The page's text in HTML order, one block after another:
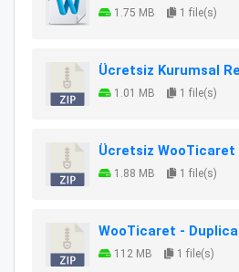
1.75 MB 1 file(s)
Ücretsiz Kurumsal
1.01 MB 1 file(s)
Ücretsiz
1.88 MB 1 file(s)
WooTicaret -
112 MB 1 file(s)